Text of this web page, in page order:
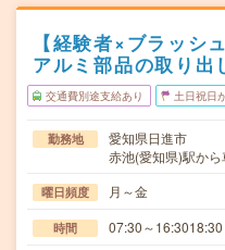
【経験者×ブラッシ
アルミ部品の取り出
交通費別途支給あり 土日祝日
勤務地
愛知県日進市
赤池(愛知県)駅か
曜日頻度 月～金
時間 07:30～